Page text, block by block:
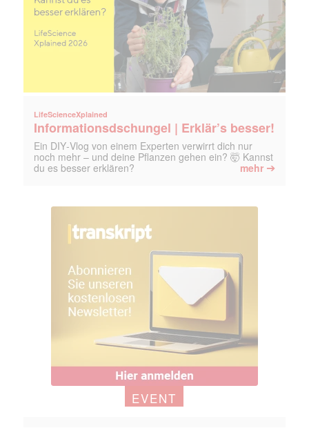
LifeScienceXplained
Informationsdschungel | Erklär’s besser!
Ein DIY‑Vlog von einem Experten verwirrt dich nur
noch mehr – und deine Pflanzen gehen ein? 🤯 Kannst
du es besser erklären?
mehr ➔
EVENT